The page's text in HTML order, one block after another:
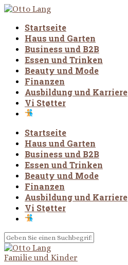
Startseite
Haus und Garten
Business und B2B
Essen und Trinken
Beauty und Mode
Finanzen
Ausbildung und Karriere
Vi Støtter
Startseite
Haus und Garten
Business und B2B
Essen und Trinken
Beauty und Mode
Finanzen
Ausbildung und Karriere
Vi Støtter
Familie und Kinder